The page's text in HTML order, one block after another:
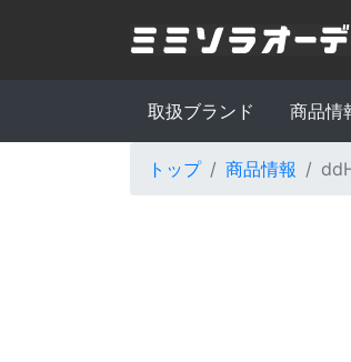
取扱ブランド 商品情
トップ 商品情報